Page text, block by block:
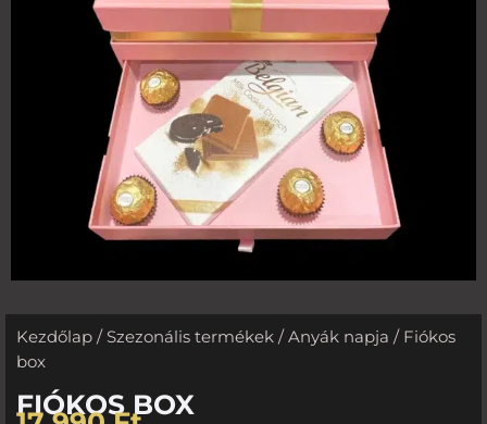
Kezdőlap / Szezonális termékek /Anyák napja / Fiókos
box
FIÓKOS BOX